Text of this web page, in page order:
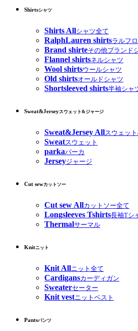
Shirtsシャツ
Shirts Allシャツ全て
RalphLauren shirtsラルフ
Brand shirteその他ブランド
Flannel shirtsネルシャツ
Wool shirtsウールシャツ
Old shirtsオールドシャツ
Shortsleeved shirts半袖シャ
Sweat&Jerseyスウェット&ジャージ
Sweat&Jersey Allスウェッ
Sweatスウェット
parkaパーカ
Jerseyジャージ
Cut sewカットソー
Cut sew Allカットソー全て
Longsleeves Tshirts長袖Tシ
Thermalサーマル
Knitニット
Knit Allニット全て
Cardigansカーディガン
Sweaterセーター
Knit vestニットベスト
Pantsパンツ